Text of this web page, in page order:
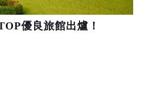
優良旅館出爐！